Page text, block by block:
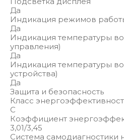
Да
Индикация режимов
Да
Индикация температуры
управления)
Да
Индикация температуры
устройства)
Да
Защита и безопасность
Класс
C
Коэффициент
3,01/3,45
Система самодиагностики